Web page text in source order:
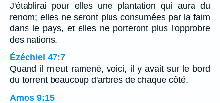
J'établirai pour elles une plantation qui aura du
renom; elles ne seront plus consumées par la faim
dans le pays, et elles ne porteront plus l'opprobre
des nations.
Ézéchiel 47:7
Quand il m'eut ramené, voici, il y avait sur le bord
du torrent beaucoup d'arbres de chaque côté.
Amos 9:15